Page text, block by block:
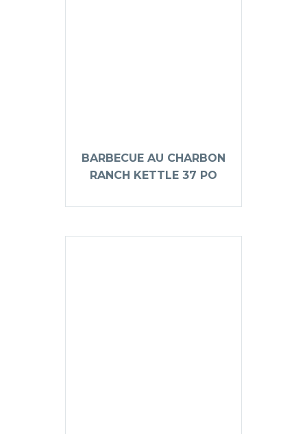
BARBECUE AU CHARBON
RANCH KETTLE 37 PO